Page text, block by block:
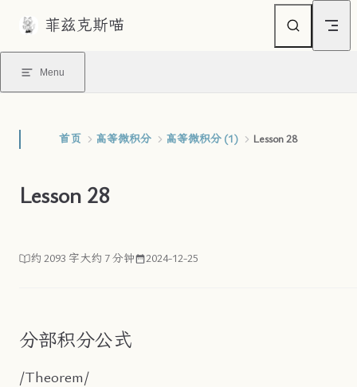
Skip to content
菲兹克斯喵
Menu
首页 高等微积分 高等微积分 (1) Lesson 28
Lesson 28
约 2093 字大约 7 分钟 2024-12-25
分部积分公式
/Theorem/